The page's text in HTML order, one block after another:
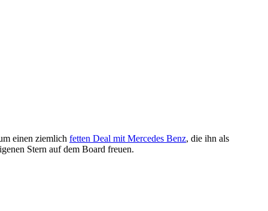
einen ziemlich fetten Deal mit Mercedes Benz, die ihn als
Stern auf dem Board freuen.